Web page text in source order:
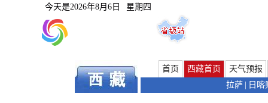
今天是2026年8月6日 星期四
首页 西藏首页
天气预报
拉萨
日喀